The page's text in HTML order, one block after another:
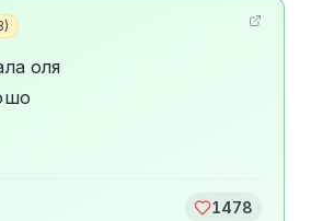
)
оля
1478